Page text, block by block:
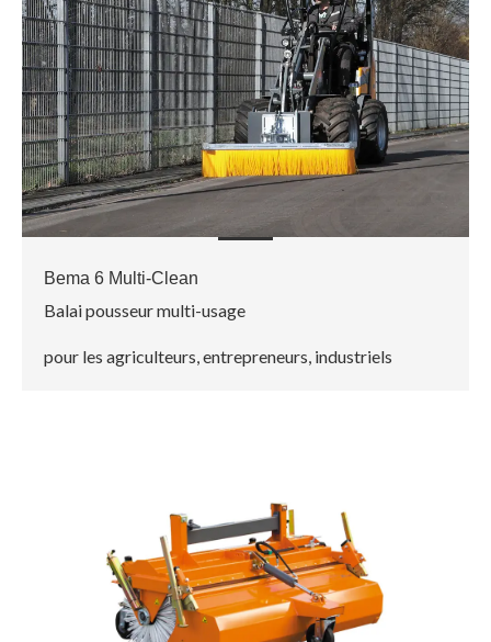
Bema 6 Multi-Clean
Balai pousseur multi-usage
pour les agriculteurs, entrepreneurs, industriels